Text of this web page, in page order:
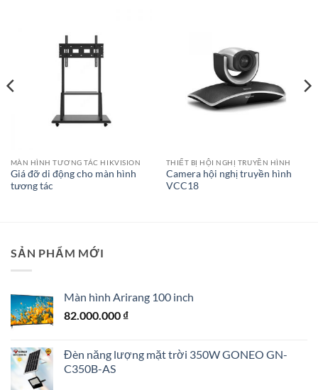
MÀN HÌNH TƯƠNG TÁC HIKVISION
Giá đỡ di động cho màn hình
tương tác
THIẾT BỊ HỘI NGHỊ TRUYỀN HÌNH
Camera hội nghị truyền hình
VCC18
SẢN PHẨM MỚI
Màn hình Arirang 100 inch
82.000.000 ₫
Đèn năng lượng mặt trời 350W GONEO GN-
C350B-AS